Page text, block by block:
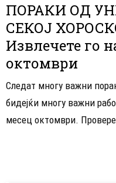
ПОРАКИ ОД
СЕКОЈ
Извлечете го
октомври
Следат многу важни
бидејќи многу важни
месец октомври.